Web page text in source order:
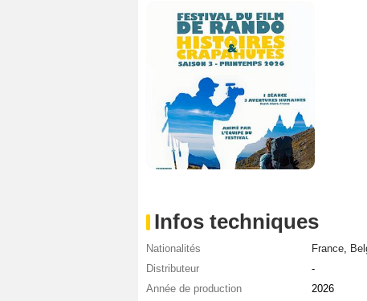
Infos techniques
Nationalités France,
Distributeur
-
Année de production
2026